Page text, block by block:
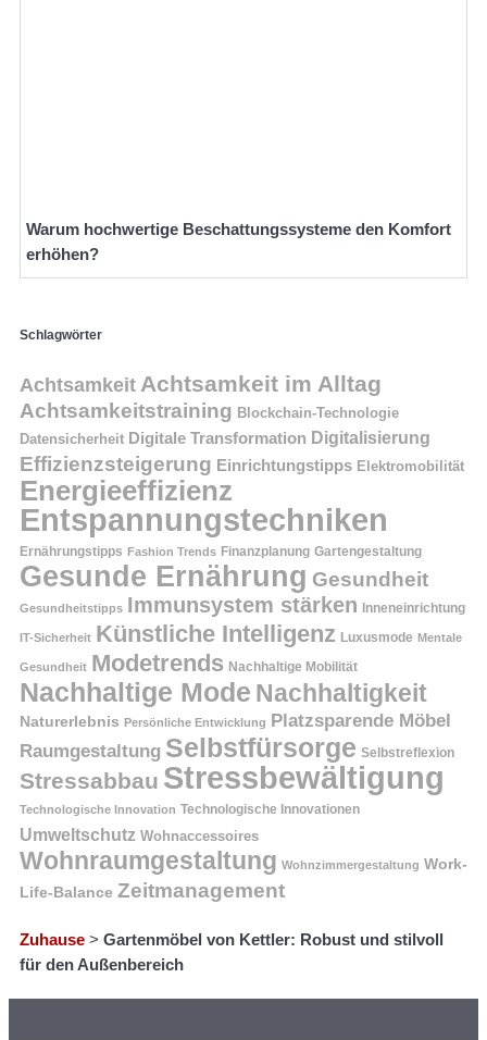
Warum hochwertige Beschattungssysteme den Komfort
erhöhen?
Schlagwörter
Achtsamkeit Achtsamkeit im Alltag
Achtsamkeitstraining Blockchain-Technologie
Datensicherheit Digitale Transformation Digitalisierung
Effizienzsteigerung Einrichtungstipps Elektromobilität
Energieeffizienz
Entspannungstechniken
Ernährungstipps Fashion Trends Finanzplanung Gartengestaltung
Gesunde Ernährung Gesundheit
Gesundheitstipps Immunsystem stärken Inneneinrichtung
IT-Sicherheit Künstliche Intelligenz Luxusmode Mentale
Gesundheit Modetrends Nachhaltige Mobilität
Nachhaltige Mode Nachhaltigkeit
Naturerlebnis Persönliche Entwicklung Platzsparende Möbel
Raumgestaltung Selbstfürsorge Selbstreflexion
Stressabbau Stressbewältigung
Technologische Innovation Technologische Innovationen
Umweltschutz Wohnaccessoires
Wohnraumgestaltung Wohnzimmergestaltung Work-
Life-Balance Zeitmanagement
Zuhause > Gartenmöbel von Kettler: Robust und stilvoll
für den Außenbereich